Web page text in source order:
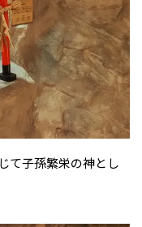
て子孫繁栄の神とし